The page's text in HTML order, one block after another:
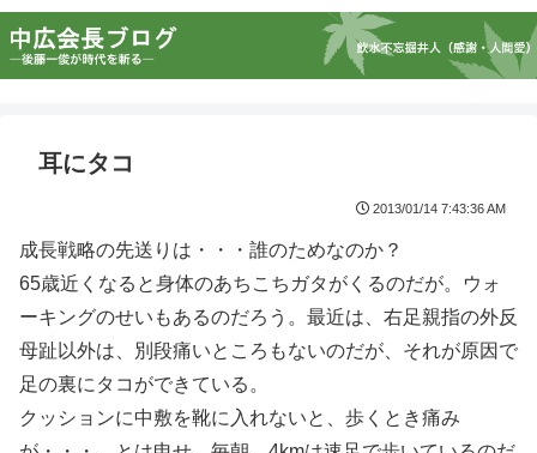
耳にタコ
2013/01/14 7:43:36 AM
成長戦略の先送りは・・・誰のためなのか？
65歳近くなると身体のあちこちガタがくるのだが。ウォ
ーキングのせいもあるのだろう。最近は、右足親指の外反
母趾以外は、別段痛いところもないのだが、それが原因で
足の裏にタコができている。
クッションに中敷を靴に入れないと、歩くとき痛み